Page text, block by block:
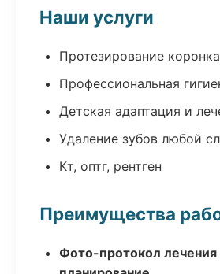
Наши услуги
Протезирование
Профессиональная
Детская адаптация и
Удаление зубов любой
Кт, оптг, рентген
Преимущества
Фото-протокол